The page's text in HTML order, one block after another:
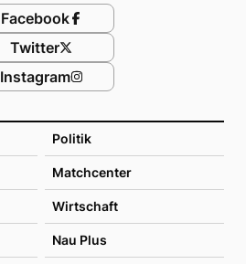
Politik
Matchcenter
Wirtschaft
Nau Plus
Facebook
Twitter
Instagram